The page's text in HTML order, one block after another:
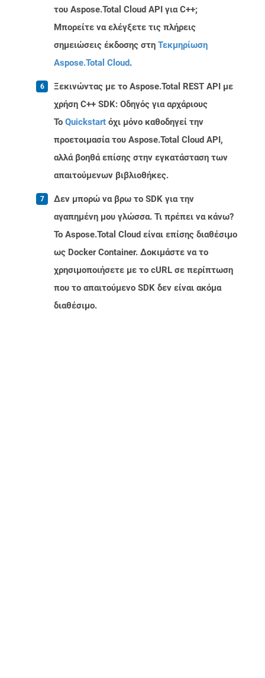
του Aspose.Total Cloud API για C++;
Μπορείτε να ελέγξετε τις πλήρεις
σημειώσεις έκδοσης στη Τεκμηρίωση
Aspose.Total Cloud.
Ξεκινώντας με το Aspose.Total REST API με
χρήση C++ SDK: Οδηγός για αρχάριους
Το Quickstart όχι μόνο καθοδηγεί την
προετοιμασία του Aspose.Total Cloud API,
αλλά βοηθά επίσης στην εγκατάσταση των
απαιτούμενων βιβλιοθήκες.
Δεν μπορώ να βρω το SDK για την
αγαπημένη μου γλώσσα. Τι πρέπει να κάνω?
Το Aspose.Total Cloud είναι επίσης διαθέσιμο
ως Docker Container. Δοκιμάστε να το
χρησιμοποιήσετε με το cURL σε περίπτωση
που το απαιτούμενο SDK δεν είναι ακόμα
διαθέσιμο.